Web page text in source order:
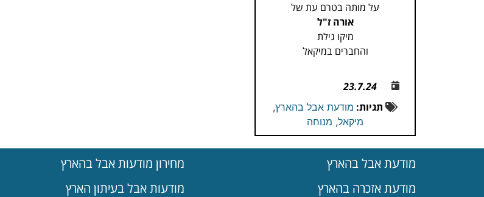
על מותה בטרם עת של
אורה ז"ל
מיקו גילת
והחברים במיקאל
23.7.24
תגיות: מודעת אבל בהארץ,
מיקאל, מנוחה
מודעת אבל בהארץ
מודעת אזכרה בהארץ
מחירון מודעות אבל בהארץ
מודעות אבל בעיתון הארץ